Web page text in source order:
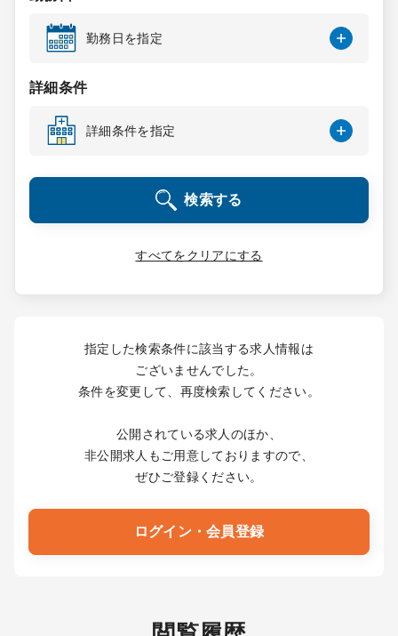
コンサルタント
成功事例
転職ノウハウ
9:00 ～ 18:00（平日）
0120-337-613
勤務日を指定
詳細条件
詳細条件を指定
検索する
すべてをクリアにする
指定した検索条件に該当する求人情報は
ございませんでした。
条件を変更して、再度検索してください。
公開されている求人のほか、
非公開求人もご用意しておりますので、
ぜひご登録ください。
ログイン・会員登録